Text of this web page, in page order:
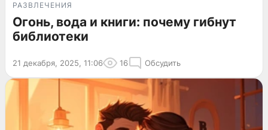
РАЗВЛЕЧЕНИЯ
Огонь, вода и книги: почему гибнут
библиотеки
21 декабря, 2025, 11:06 16 Обсудить